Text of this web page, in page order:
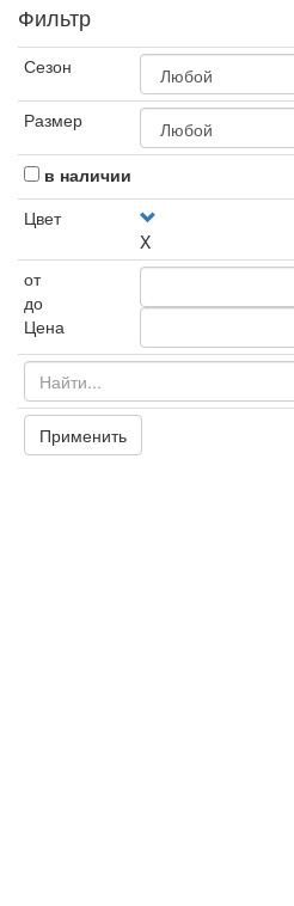
Фильтр
Сезон
Размер
в наличии
Цвет
X
от
до
Цена
Применить